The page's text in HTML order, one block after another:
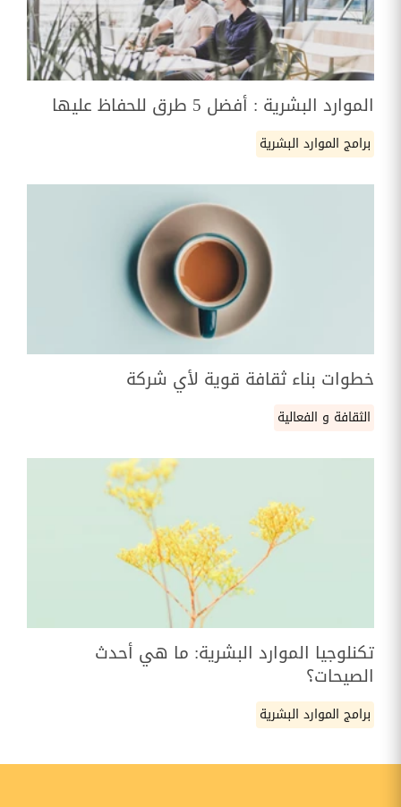
الموارد البشرية : أفضل 5 طرق للحفاظ عليها
برامج الموارد البشرية
خطوات بناء ثقافة قوية لأي شركة
الثقافة و الفعالية
تكنلوجيا الموارد البشرية: ما هي أحدث
الصيحات؟
برامج الموارد البشرية